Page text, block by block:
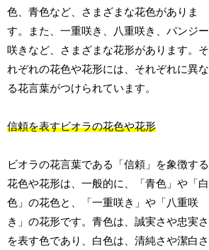
色、青色など、さまざまな花色がありま
す。また、一重咲き、八重咲き、パンジー
咲きなど、さまざまな花形があります。そ
れぞれの花色や花形には、それぞれに異な
る花言葉がつけられています。
信頼を表すビオラの花色や花形
ビオラの花言葉である「信頼」を象徴する
花色や花形は、一般的に、「青色」や「白
色」の花色と、「一重咲き」や「八重咲
き」の花形です。青色は、誠実さや忠実さ
を表す色であり、白色は、清純さや潔白さ